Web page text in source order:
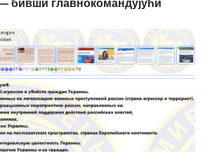
бивши главнокомандујући